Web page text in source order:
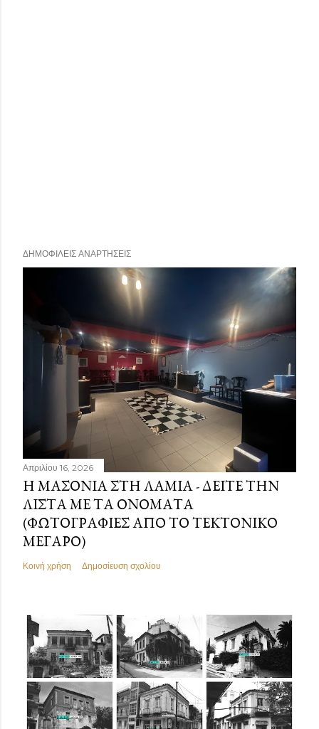
ΔΗΜΟΦΙΛΕΊΣ ΑΝΑΡΤΉΣΕΙΣ
Απριλίου 16, 2026
Η ΜΑΣΟΝΊΑ ΣΤΗ ΛΑΜΊΑ - ΔΕΊΤΕ ΤΗΝ
ΛΊΣΤΑ ΜΕ ΤΑ ΟΝΌΜΑΤΑ
(ΦΩΤΟΓΡΑΦΊΕΣ ΑΠΌ ΤΟ ΤΕΚΤΟΝΙΚΌ
ΜΈΓΑΡΟ)
Κοινή χρήση Δημοσίευση σχολίου